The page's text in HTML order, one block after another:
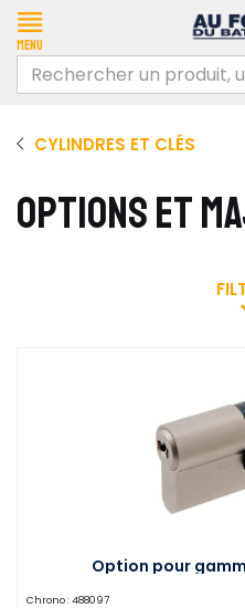
Menu
CYLINDRES ET CLÉS
OPTIONS ET
Option pour
Chrono : 488097